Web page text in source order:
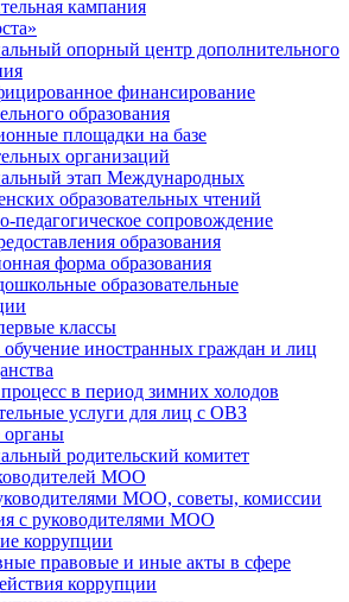
кампания
опорный центр дополнительного
финансирование
образования
площадки на базе
организаций
этап Международных
образовательных чтений
педагогическое сопровождение
образования
форма образования
образовательные
классы
иностранных граждан и лиц
в период зимних холодов
услуги для лиц с ОВЗ
органы
родительский комитет
МОО
МОО, советы, комиссии
с руководителями МОО
коррупции
правовые и иные акты в сфере
коррупции